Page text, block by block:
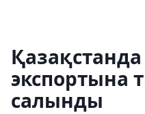
экспортына
салынды